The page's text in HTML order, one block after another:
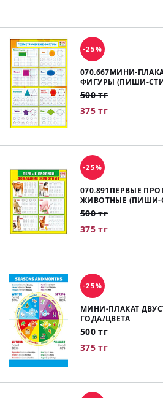
-25%
070.667МИНИ-
ФИГУРЫ (ПИШИ-
500 тг
375 тг
-25%
070.891ПЕРВЫЕ
ЖИВОТНЫЕ (ПИШИ-
500 тг
375 тг
-25%
МИНИ-ПЛАКАТ
ГОДА/ЦВЕТА
500 тг
375 тг